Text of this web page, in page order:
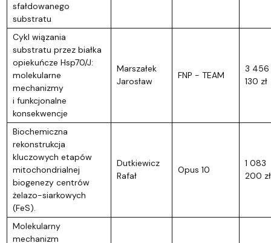
sfałdowanego
substratu
Cykl wiązania
substratu przez białka
opiekuńcze Hsp70/J:
molekularne
mechanizmy
i funkcjonalne
konsekwencje
Marszałek
Jarosław
FNP - TEAM
3 456
130 zł
Biochemiczna
rekonstrukcja
kluczowych etapów
mitochondrialnej
biogenezy centrów
żelazo-siarkowych
(FeS).
Dutkiewicz
Rafał
Opus 10
1 083
200 zł
Molekularny
mechanizm